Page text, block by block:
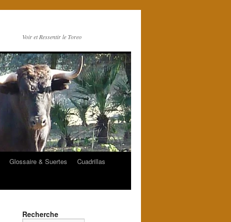
Voir et Ressentir le Toreo
Glossaire & Suertes
Cuadrillas
Recherche